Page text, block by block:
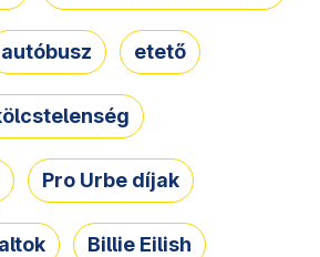
autóbusz etető
Pro Urbe díjak
Billie Eilish